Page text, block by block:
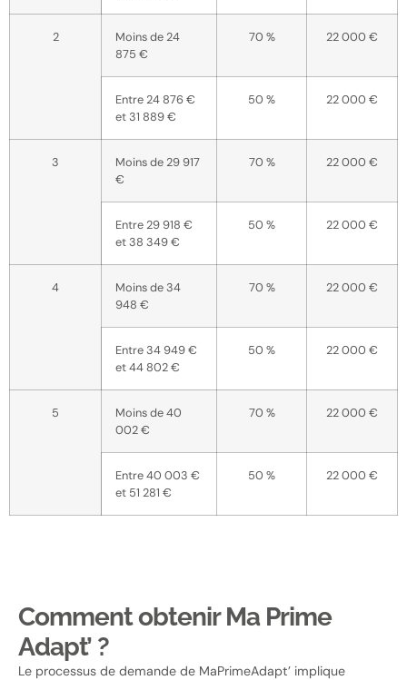
2
Moins de 24
875 €
70 % 22 000 €
Entre 24 876 €
et 31 889 €
50 % 22 000 €
3
Moins de 29 917
€
70 % 22 000 €
Entre 29 918 €
et 38 349 €
50 % 22 000 €
4
Moins de 34
948 €
70 % 22 000 €
Entre 34 949 €
et 44 802 €
50 % 22 000 €
5
Moins de 40
002 €
70 % 22 000 €
Entre 40 003 €
et 51 281 €
50 % 22 000 €
Comment obtenir Ma Prime
Adapt’ ?
Le processus de demande de MaPrimeAdapt’ implique